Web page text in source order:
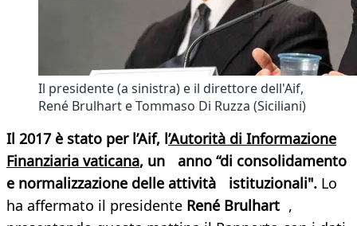
Il presidente (a sinistra) e il direttore dell'Aif,
René Brulhart e Tommaso Di Ruzza (Siciliani)
Il 2017 è stato per l’Aif, l’Autorità di Informazione
Finanziaria vaticana, un anno “di consolidamento
e normalizzazione delle attività istituzionali". Lo
ha affermato il presidente René Brulhart ,